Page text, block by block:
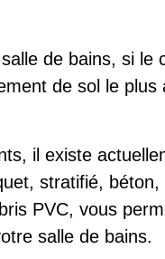
de bains, si le
de sol le plus
il existe
stratifié,
PVC, vous
salle de bains.